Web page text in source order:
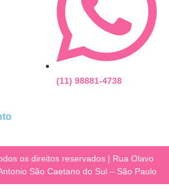
(11) 98881-4738
os direitos reservados | Rua Olavo
São Caetano do Sul – São Paulo